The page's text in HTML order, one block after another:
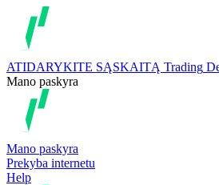
ATIDARYKITE SĄSKAITĄ Trading
Mano paskyra
Mano paskyra
Prekyba internetu
Help